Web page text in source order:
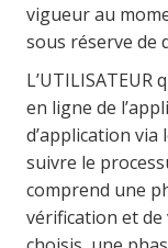
vigueur au
sous réserve de
en ligne de
d’application
suivre le
comprend une
vérification et